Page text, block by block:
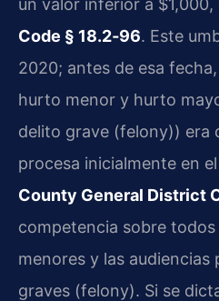
un valor inferior a
Code § 18.2‑96. Este
2020; antes de esa
hurto menor y hurto
delito grave (felony)) era
procesa inicialmente en el
County General District
competencia sobre
menores y las audiencias
graves (felony). Si se